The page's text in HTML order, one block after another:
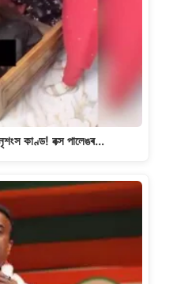
কাণ্ড! বক্স পালেঙৰ…